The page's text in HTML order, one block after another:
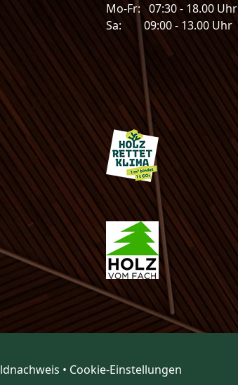
Mo-Fr: 07:30 - 18.00 Uhr
Sa: 09:00 - 13.00 Uhr
• Cookie-Einstellungen